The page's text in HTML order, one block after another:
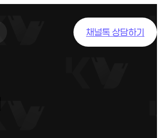
채널톡 상담하기